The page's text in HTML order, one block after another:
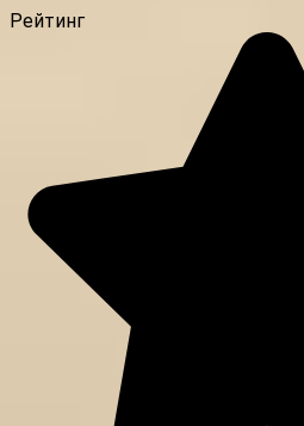
Рейтинг